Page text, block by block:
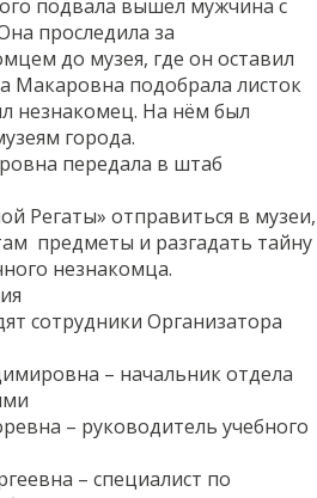
подвала вышел мужчина с
проследила за
до музея, где он оставил
Макаровна подобрала листок
незнакомец. На нём был
города.
передала в штаб
Регаты» отправиться в музеи,
предметы и разгадать тайну
незнакомца.
сотрудники Организатора
– начальник отдела
– руководитель учебного
– специалист по